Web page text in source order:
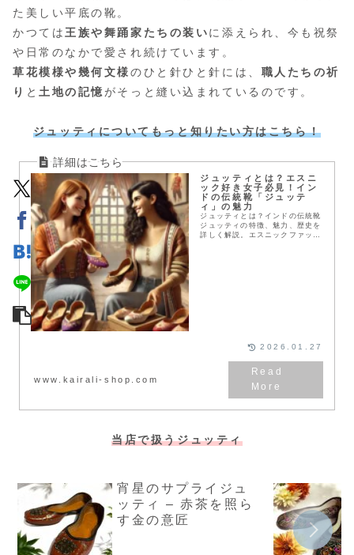
た美しい平底の靴。
かつては 王族や舞踊家たちの装いに添えられ、今も祝祭
や日常のなかで愛され続けています。
草花模様や幾何文様のひと針ひと針には、 職人たちの祈
り と 土地の記憶 がそっと縫い込まれているのです。
ジュッティについてもっと知りたい方はこちら！
ジュッティとは？エスニ
ック好き女子必見！イン
ドの伝統靴「ジュッテ
ィ」の魅力
ジュッティとは？インドの伝統靴
ジュッティの特徴、魅力、歴史を
詳しく解説。エスニックファッシ
www.kairali-shop.com
2026.01.27
当店で扱うジュッティ
宵星のサプライジュ
ッティ – 赤茶を照ら
す金の意匠